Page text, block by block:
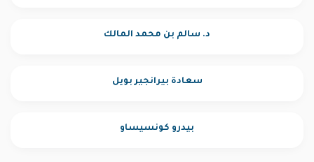
د. سالم بن محمد المالك
سعادة بيرانجير بويل
بيدرو كونسيساو